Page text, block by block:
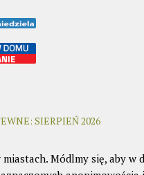
SIERPIEŃ 2026
Módlmy się, aby w